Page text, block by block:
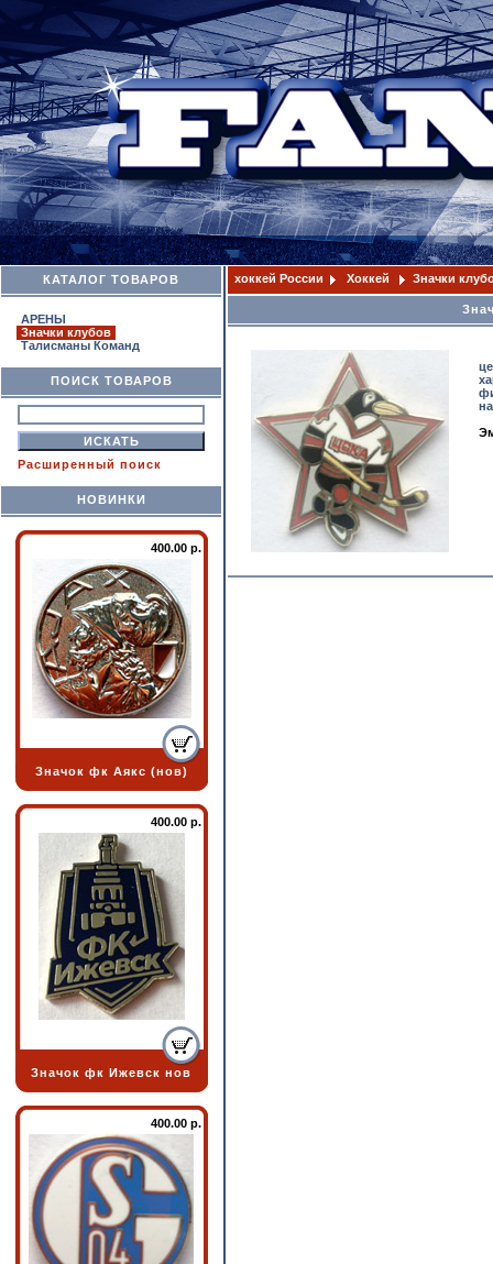
КАТАЛОГ ТОВАРОВ
АРЕНЫ
Значки клубов
Талисманы Команд
ПОИСК ТОВАРОВ
Расширенный поиск
НОВИНКИ
400.00 р.
Значок фк Аякс (нов)
400.00 р.
Значок фк Ижевск нов
400.00 р.
хоккей России Хоккей Значки